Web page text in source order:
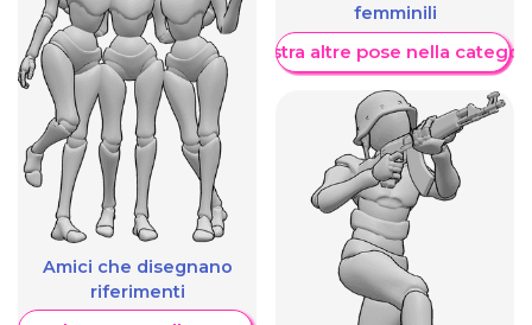
Amici che disegnano
riferimenti
femminili
Mostra altre pose nella